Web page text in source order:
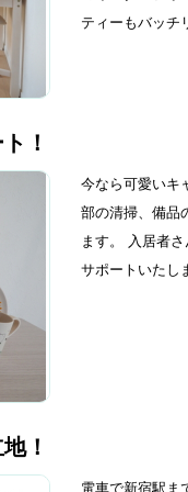
ティーもバッチ
！
今なら可愛いキ
部の清掃、備品
ます。 入居者
サポートいたし
！
電車で新宿駅ま